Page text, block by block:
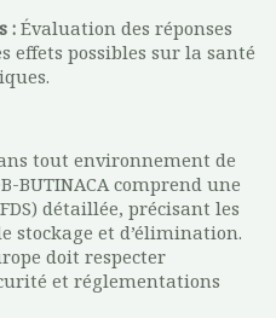
: Évaluation des réponses
effets possibles sur la santé
tout environnement de
BUTINACA comprend une
détaillée, précisant les
stockage et d’élimination.
doit respecter
et réglementations